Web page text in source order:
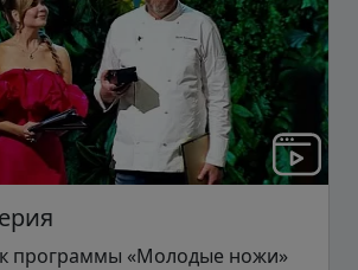
программы «Молодые ножи»